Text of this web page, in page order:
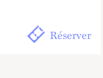
Réserver